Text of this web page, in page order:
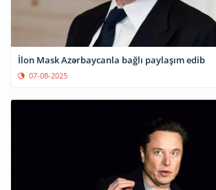
İlon Mask Azərbaycanla bağlı paylaşım edib
07-08-2025